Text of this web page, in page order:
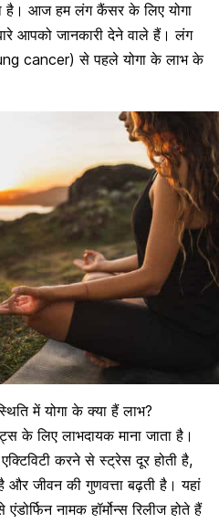
है। आज हम लंग कैंसर के लिए योगा
आपको जानकारी देने वाले हैं। लंग
cancer) से पहले योगा के लाभ के
में योगा के क्या हैं लाभ?
के लिए लाभदायक माना जाता है।
करने से स्ट्रेस दूर होती है,
जीवन की गुणवत्ता बढ़ती है। यहां
नामक हॉर्मोन्स रिलीज होते हैं